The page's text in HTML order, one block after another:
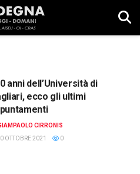
anni dell’Università di
ecco gli ultimi
CIRRONIS
OTTOBRE 2021
0